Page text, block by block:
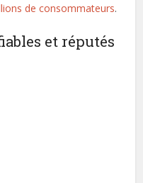
de consommateurs.
et réputés